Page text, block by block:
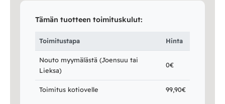
Tämän tuotteen toimituskulut:
Toimitustapa Hinta
Nouto myymälästä (Joensuu tai
Lieksa)
0€
Toimitus kotiovelle 99,90€